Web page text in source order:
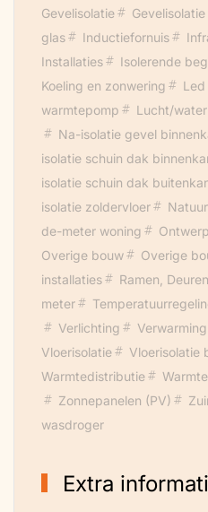
Gevelisolatie
glas
Inductiefornuis
Installaties
Isolerende
Koeling en zonwering
Led
warmtepomp
Lucht/
Na-isolatie gevel
isolatie schuin dak
isolatie schuin dak
isolatie zoldervloer
de-meter woning
Overige bouw
Overige
installaties
Ramen,
meter
Verlichting
Vloerisolatie
Vloerisolatie
Warmtedistributie
Zonnepanelen (PV)
wasdroger
Extra